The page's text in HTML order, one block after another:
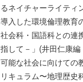
るネイチャーライティ
導入した環境倫理教育
社会科・国語科との連
指して－」(井田仁康編
可能な社会に向けての
リキュラム〜地理歴史